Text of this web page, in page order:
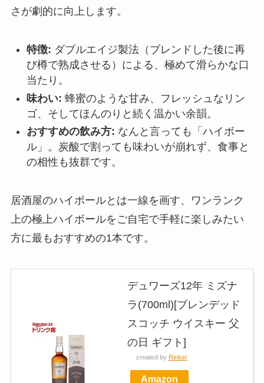
さが劇的に向上します。
特徴: ダブルエイジ製法（ブレンドした後に再
び樽で熟成させる）による、極めて滑らかな口
当たり。
味わい: 蜂蜜のような甘み、フレッシュなリン
ゴ、そしてほんのりと続く温かい余韻。
おすすめの飲み方: なんと言っても「ハイボー
ル」。炭酸で割っても味わいが崩れず、食事と
の相性も抜群です。
居酒屋のハイボールとは一線を画す、ワンランク
上の極上ハイボールをご自宅で手軽に楽しみたい
方に最もおすすめの1本です。
デュワーズ12年 ミズナ
ラ(700ml)[ブレンデッド
スコッチ ウイスキー 父
の日 ギフト]
created by Rinker
Amazon